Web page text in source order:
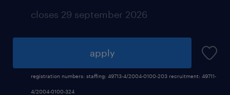
closes 29 september 2026
apply
registration numbers: staffing: 49713-4/2004-0100-203 recruitment: 49711-
4/2004-0100-324